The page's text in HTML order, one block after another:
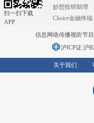
扫一扫下载
APP
妙想投研助理
Choice金融终端
信息网络传播视听节
沪ICP证:沪
关于我们